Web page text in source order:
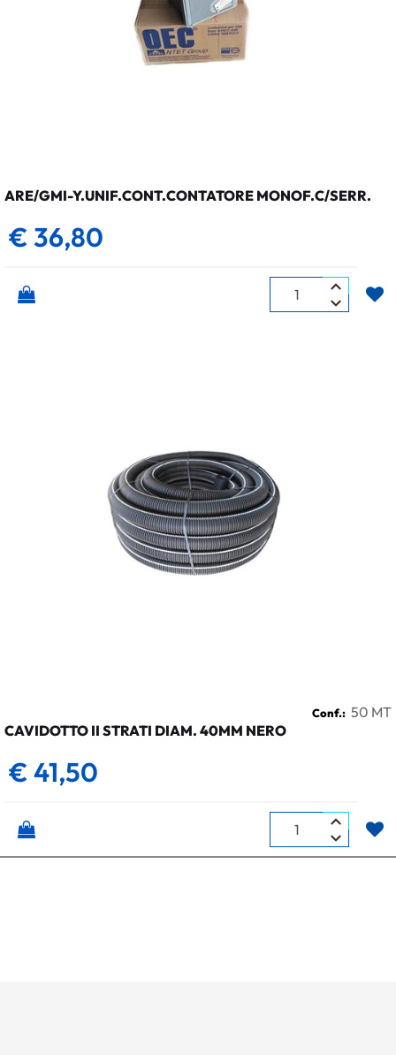
ARE/GMI-Y.UNIF.CONT.CONTATORE MONOF.C/SERR.
€ 36,80
Quantità
Conf.: 50 MT
CAVIDOTTO II STRATI DIAM. 40MM NERO
€ 41,50
Quantità